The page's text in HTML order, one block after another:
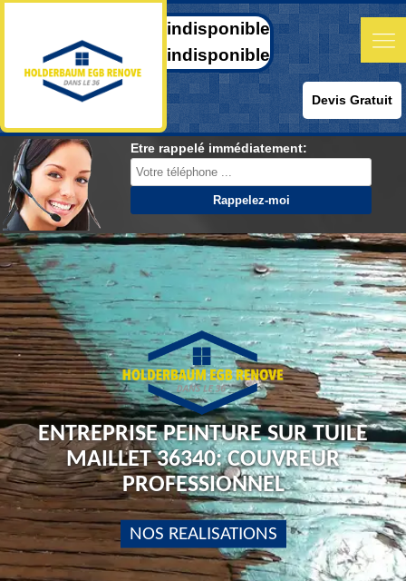
indisponible
indisponible
Devis Gratuit
Etre rappelé immédiatement:
ENTREPRISE PEINTURE SUR TUILE
MAILLET 36340: COUVREUR
PROFESSIONNEL
NOS REALISATIONS